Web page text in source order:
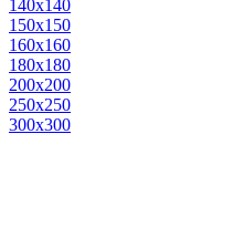
140х140
150х150
160х160
180х180
200х200
250х250
300х300